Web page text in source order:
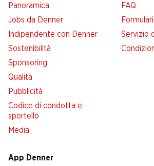
Panoramica
Jobs da Denner
Indipendente con Denner
Sostenibilità
Sponsoring
Qualità
Pubblicità
Codice di condotta e
sportello
Media
FAQ
Servizio
App Denner